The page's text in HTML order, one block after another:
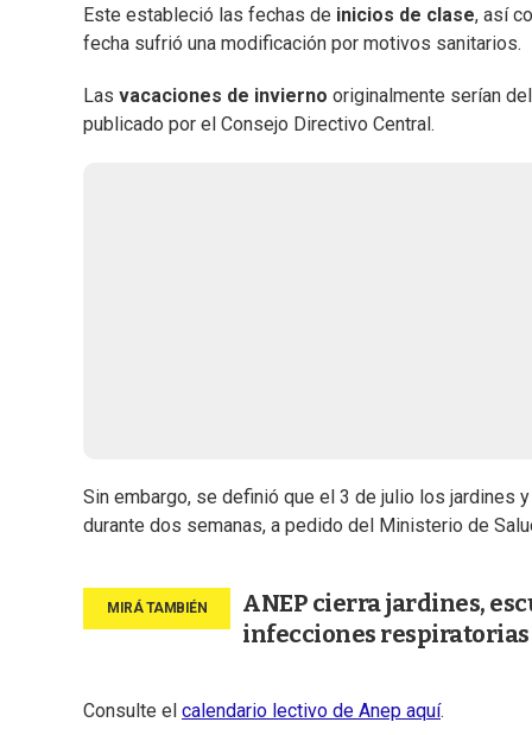
Este estableció las fechas de inicios de clase, así
fecha sufrió una modificación por motivos sanitarios.
Las vacaciones de invierno originalmente serían
publicado por el Consejo Directivo Central.
Sin embargo, se definió que el 3 de julio los jardines
durante dos semanas, a pedido del Ministerio de
ANEP cierra jardines,
infecciones respiratorias
Consulte el calendario lectivo de Anep aquí.